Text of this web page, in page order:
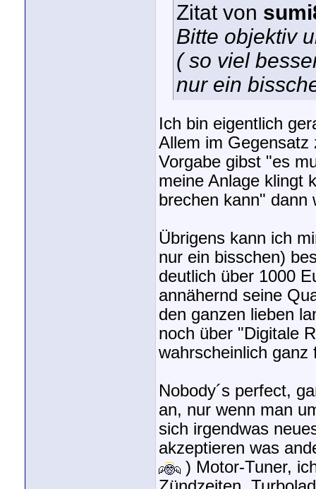
Zitat von
Bitte objektiv
( so viel
nur ein
Ich bin eigentlich
Allem im Gegensatz
Vorgabe gibst "es
meine Anlage klingt
brechen kann"
Übrigens kann ich
nur ein bisschen)
deutlich über 1000
annähernd seine
den ganzen lieben
noch über "Digitale
wahrscheinlich ganz
Nobody´s perfect,
an, nur wenn man
sich irgendwas
akzeptieren was
) Motor-Tuner,